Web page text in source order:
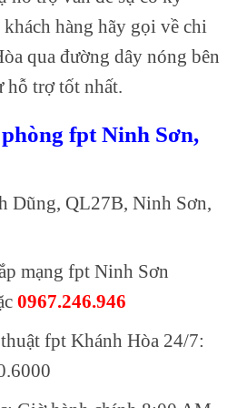
hàng hãy gọi về chi
qua đường dây nóng bên
hỗ trợ tốt nhất.
fpt Ninh Sơn,
Dũng, QL27B, Ninh Sơn,
mạng fpt Ninh Sơn
0967.246.946
fpt Khánh Hòa 24/7: